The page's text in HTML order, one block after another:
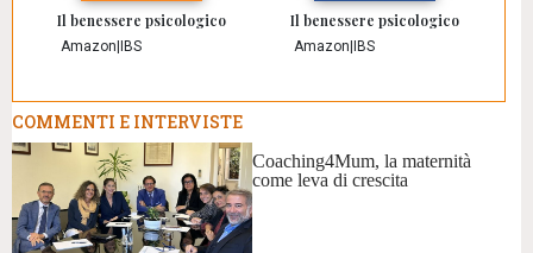
Il benessere psicologico
Amazon|IBS
Il benessere psicologico
Amazon|IBS
COMMENTI E INTERVISTE
Coaching4Mum, la maternità
come leva di crescita